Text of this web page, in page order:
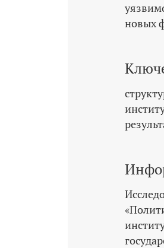
новых